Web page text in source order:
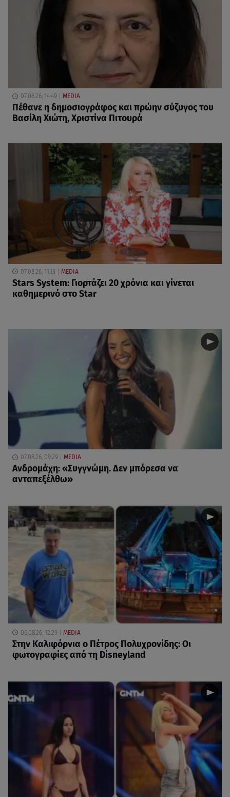
07.08.26, 14:49 MEDIA
Πέθανε η δημοσιογράφος και πρώην σύζυγος του
Βασίλη Χιώτη, Χριστίνα Πιτουρά
07.08.26, 11:13 MEDIA
Stars System: Γιορτάζει 20 χρόνια και γίνεται
καθημερινό στο Star
07.08.26, 09:29 MEDIA
Ανδρομάχη: «Συγγνώμη. Δεν μπόρεσα να
ανταπεξέλθω»
06.08.26, 12:29 MEDIA
Στην Καλιφόρνια ο Πέτρος Πολυχρονίδης: Οι
φωτογραφίες από τη Disneyland